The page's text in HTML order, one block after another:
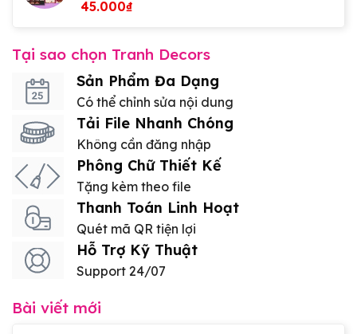
45.000₫
Tại sao chọn Tranh Decors
Sản Phẩm Đa Dạng
Có thể chỉnh sửa nội dung
Tải File Nhanh Chóng
Không cần đăng nhập
Phông Chữ Thiết Kế
Tặng kèm theo file
Thanh Toán Linh Hoạt
Quét mã QR tiện lợi
Hỗ Trợ Kỹ Thuật
Support 24/07
Bài viết mới